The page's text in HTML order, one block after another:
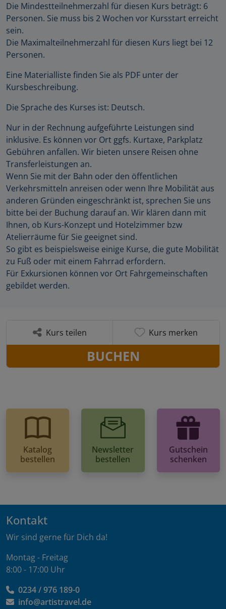
Die Mindestteilnehmerzahl für diesen Kurs beträgt: 6
Personen. Sie muss bis 2 Wochen vor Kursstart erreicht
sein.
Die Maximalteilnehmerzahl für diesen Kurs liegt bei 12
Personen.
Eine Materialliste finden Sie als PDF unter der
Kursbeschreibung.
Die Sprache des Kurses ist: Deutsch.
Nur in der Rechnung aufgeführte Leistungen sind
inklusive. Es können vor Ort ggfs. Kurtaxe, Parkplatz
Gebühren anfallen. Wir bieten unsere Reisen ohne
Transferleistungen an.
Wenn Sie mit der Bahn oder den öffentlichen
Verkehrsmitteln anreisen oder wenn Ihre Mobilität aus
anderen Gründen eingeschränkt ist, sprechen Sie uns
bitte bei der Buchung darauf an. Wir klären dann mit
Ihnen, ob Kurs-Konzept und Hotelzimmer bzw
Atelierräume für Sie geeignet sind.
So gibt es beispielsweise einige Kurse, die gute Mobilität
zu Fuß oder mit einem Fahrrad erfordern.
Für Exkursionen können vor Ort Fahrgemeinschaften
gebildet werden.
Kurs teilen Kurs merken
BUCHEN
Katalog
bestellen
Newsletter
bestellen
Gutschein
schenken
Kontakt
Wir sind gerne für Dich da!
Montag - Freitag
8:00 - 17:00 Uhr
0234 / 976 189-0
info@artistravel.de